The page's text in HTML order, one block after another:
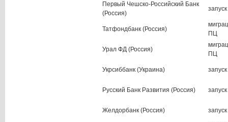
Первый Чешско-Российский Банк
(Россия)
Татфондбанк (Россия)
ПЦ
Урал ФД (Россия)
ПЦ
Укрсиббанк (Украина)
Русский Банк Развития (Россия)
Желдорбанк (Россия)